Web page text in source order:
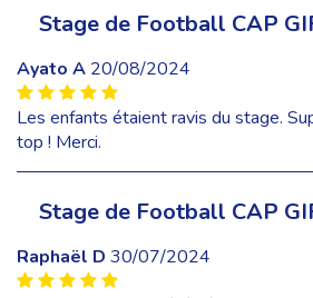
Stage de Football CAP
Ayato A 20/08/2024
Les enfants étaient ravis du stage.
top ! Merci.
Stage de Football CAP
Raphaël D 30/07/2024